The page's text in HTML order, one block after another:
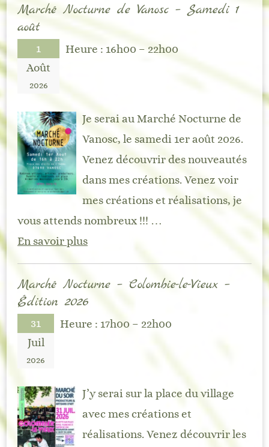
Marché Nocturne de Vanosc – Samedi 1
août
1
Août
2026
Heure : 16h00 – 22h00
Je serai au Marché Nocturne de
Vanosc, le samedi 1er août 2026.
Venez découvrir des nouveautés
dans mes créations. Venez voir
mes créations et réalisations, je
vous attends nombreux !!! …
En savoir plus
Marché Nocturne – Colombie-le-Vieux –
Édition 2026
31
Juil
2026
Heure : 17h00 – 22h00
J’y serai sur la place du village
avec mes créations et
réalisations. Venez découvrir les